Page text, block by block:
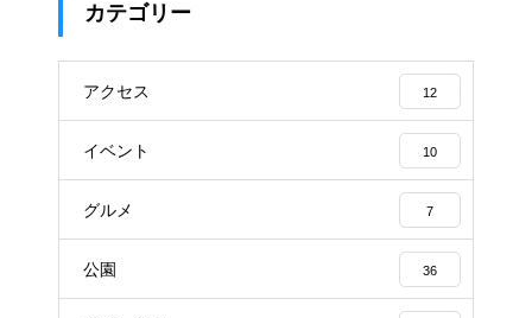
カテゴリー
アクセス 12
イベント 10
グルメ 7
公園 36